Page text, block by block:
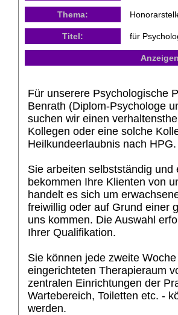
Thema:
Titel: für
Für unserere Psychologische
Benrath (Diplom-Psychologe
suchen wir einen
Kollegen oder eine solche
Heilkundeerlaubnis nach HPG.
Sie arbeiten selbstständig
bekommen Ihre Klienten von
handelt es sich um
freiwillig oder auf Grund einer
uns kommen. Die Auswahl
Ihrer Qualifikation.
Sie können jede zweite
eingerichteten Therapieraum
zentralen Einrichtungen der
Wartebereich, Toiletten etc. -
werden.